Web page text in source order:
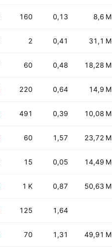
160 0,13 8,6 M
2 0,41 31,1 M
60 0,48 18,28 M
220 0,64 14,9 M
491 0,39 10,08 M
60 1,57 23,72 M
15 0,05 14,49 M
1 K 0,87 50,63 M
125 1,64
70 1,31 49,91 M